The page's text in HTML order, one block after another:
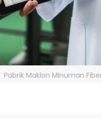
Pabrik Maklon Minuman